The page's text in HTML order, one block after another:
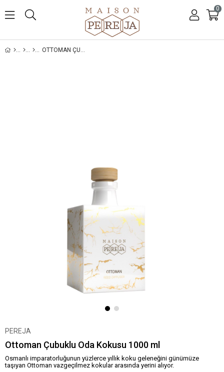
0
OTTOMAN ÇUBUKLU ODA KOKUSU 1000 ML
PEREJA
Ottoman Çubuklu Oda Kokusu 1000 ml
Osmanlı imparatorluğunun yüzlerce yıllık koku geleneğini günümüze
taşıyan Ottoman vazgeçilmez kokular arasında yerini alıyor.